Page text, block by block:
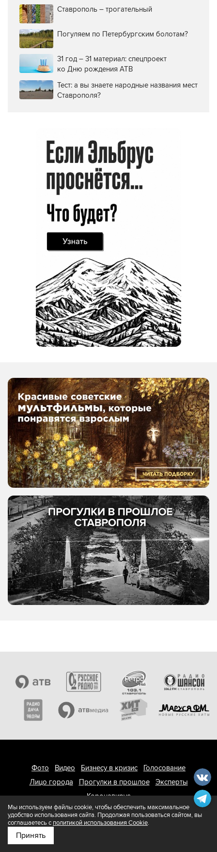
Ставрополь – трогательный
Погуляем по Петербургским болотам?
31 год – 31 материал: спецпроект
ко Дню рождения АТВ
Тест: а вы знаете народные названия мест
Ставрополя?
Подпишитесь на нас в
Фото Видео Бизнесу в кризис
Голосование
Лицо города
Прогулки в прошлое
Эксперты
Коронавирус
О компании
Мы используем файлы cookie, чтобы обеспечить максимальное
удобство использования сайта. Продолжая пользоваться сайтом, вы
соглашаетесь с политикой использования Cookie.
Принять